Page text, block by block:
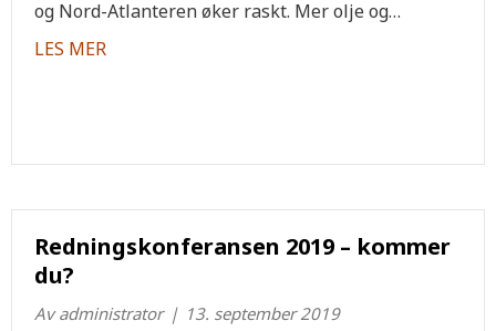
og Nord-Atlanteren øker raskt. Mer olje og…
LES MERabout ARCSAR-prosjektet går fremover
Redningskonferansen 2019 – kommer
du?
Avadministrator | 13. september 2019